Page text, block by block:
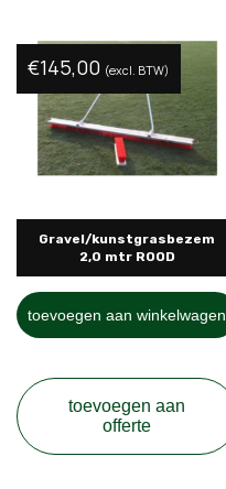
Gravel/kunstgrasbezem
2,0 mtr ROOD
€145,00 (excl. BTW)
toevoegen aan winkelwagen
toevoegen aan
offerte